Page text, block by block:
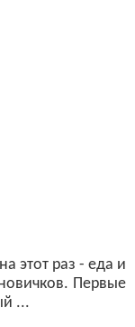
этот раз - еда и
Первые
...